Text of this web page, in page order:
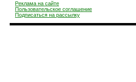
Реклама на сайте
Пользовательское соглашение
Подписаться на рассылку